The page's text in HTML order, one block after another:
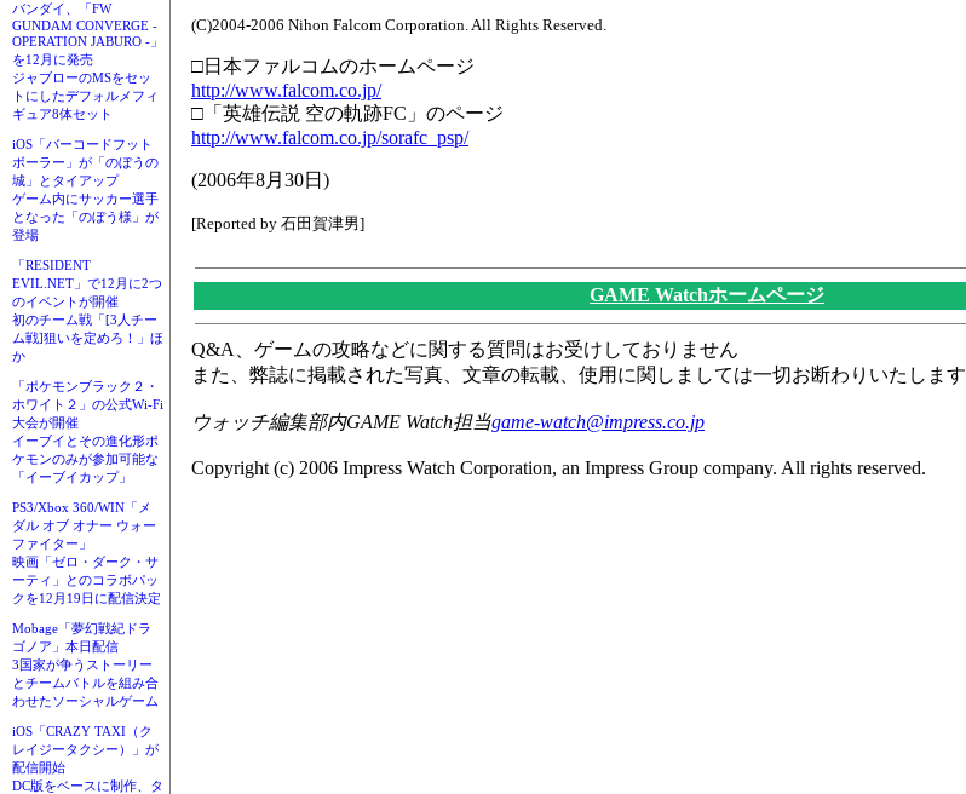
バンダイ、「FW
GUNDAM CONVERGE -
OPERATION JABURO -」
を12月に発売
ジャブローのMSをセッ
トにしたデフォルメフィ
ギュア8体セット
iOS「バーコードフット
ボーラー」が「のぼうの
城」とタイアップ
ゲーム内にサッカー選手
となった「のぼう様」が
登場
「RESIDENT
EVIL.NET」で12月に2つ
のイベントが開催
初のチーム戦「[3人チー
ム戦]狙いを定めろ！」ほ
か
「ポケモンブラック２・
ホワイト２」の公式Wi-Fi
大会が開催
イーブイとその進化形ポ
ケモンのみが参加可能な
「イーブイカップ」
PS3/Xbox 360/WIN「メ
ダル オブ オナー ウォー
ファイター」
映画「ゼロ・ダーク・サ
ーティ」とのコラボパッ
クを12月19日に配信決定
Mobage「夢幻戦紀ドラ
ゴノア」本日配信
3国家が争うストーリー
とチームバトルを組み合
わせたソーシャルゲーム
iOS「CRAZY TAXI（ク
レイジータクシー）」が
配信開始
DC版をベースに制作、タ
(C)2004-2006 Nihon Falcom Corporation. All Rights Reserved.
□日本ファルコムのホームページ
http://www.falcom.co.jp/
□「英雄伝説 空の軌跡FC」のページ
http://www.falcom.co.jp/sorafc_psp/
(2006年8月30日)
[Reported by 石田賀津男]
GAME Watchホームページ
Q&A、ゲームの攻略などに関する質問はお受けしておりません
また、弊誌に掲載された写真、文章の転載、使用に関しましては一切お断わりいたします
ウォッチ編集部内GAME Watch担当game-watch@impress.co.jp
Copyright (c) 2006 Impress Watch Corporation, an Impress Group company. All rights reserved.